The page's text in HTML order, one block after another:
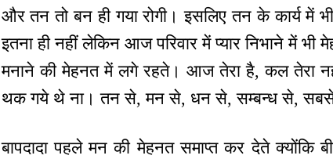
और तन तो बन ही गया रोगी। इसलिए तन के कार्य में
इतना ही नहीं लेकिन आज परिवार में प्यार निभाने में
मनाने की मेहनत में लगे रहते। आज तेरा है, कल तेरा
थक गये थे ना। तन से, मन से, धन से, सम्बन्ध से,
बापदादा पहले मन की मेहनत समाप्त कर देते